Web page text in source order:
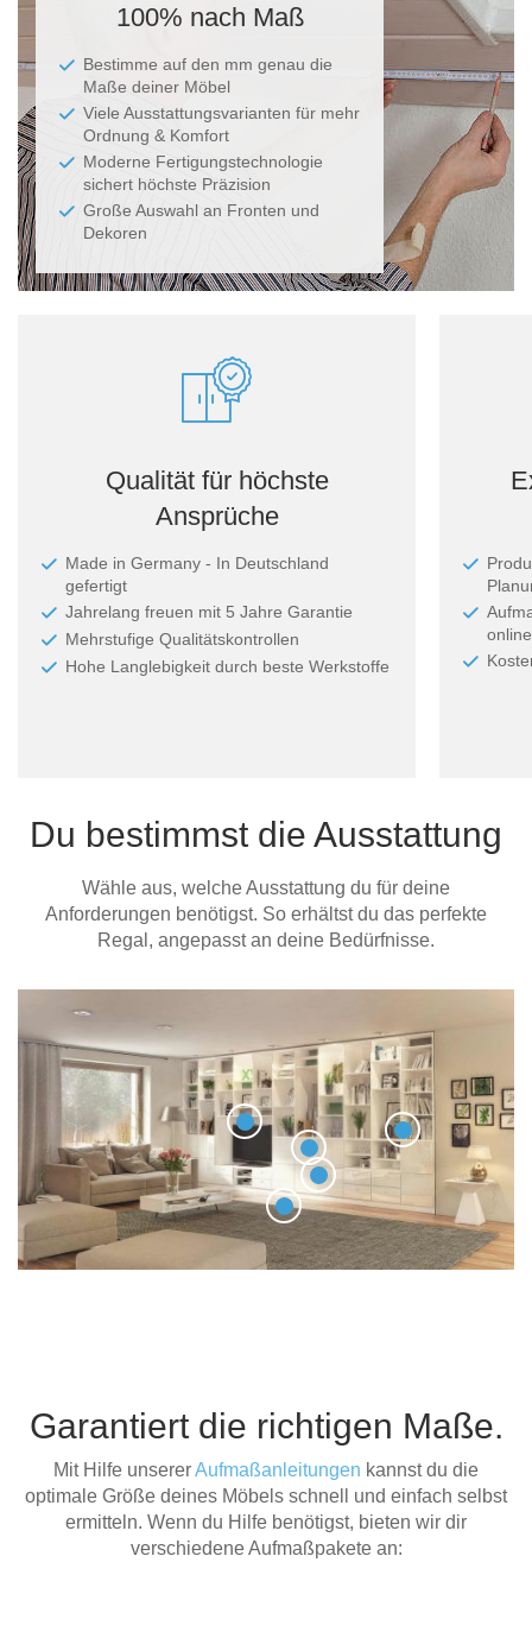
100% nach Maß
Bestimme auf den mm genau die
Maße deiner Möbel
Viele Ausstattungsvarianten für mehr
Ordnung & Komfort
Moderne Fertigungstechnologie
sichert höchste Präzision
Große Auswahl an Fronten und
Dekoren
Qualität für höchste
Ansprüche
Made in Germany - In Deutschland
gefertigt
Jahrelang freuen mit 5 Jahre Garantie
Mehrstufige Qualitätskontrollen
Hohe Langlebigkeit durch beste Werkstoffe
Du bestimmst die Ausstattung
Wähle aus, welche Ausstattung du für deine
Anforderungen benötigst. So erhältst du das perfekte
Regal, angepasst an deine Bedürfnisse.
Garantiert die richtigen Maße.
Mit Hilfe unsererAufmaßanleitungen kannst du die
optimale Größe deines Möbels schnell und einfach selbst
ermitteln. Wenn du Hilfe benötigst, bieten wir dir
verschiedene Aufmaßpakete an: